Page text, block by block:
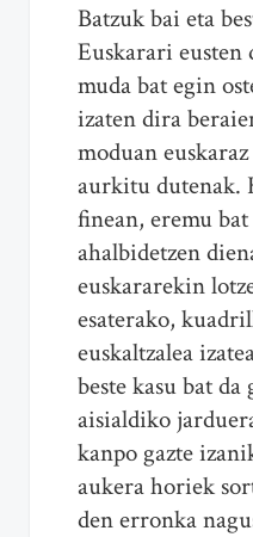
Batzuk bai eta
Euskarari eusten
muda bat egin
izaten dira
moduan
aurkitu dutenak.
finean, eremu
ahalbidetzen
euskararekin
esaterako,
euskaltzalea
beste kasu bat
aisialdiko
kanpo gazte
aukera horiek
den erronka